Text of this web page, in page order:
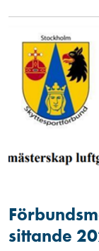
sittande